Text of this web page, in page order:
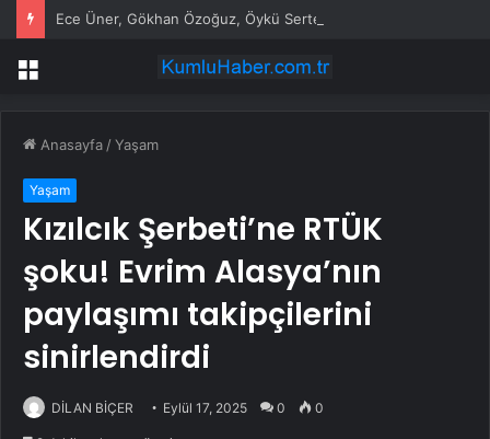
Menü
Anasayfa /Yaşam
Yaşam
Kızılcık Şerbeti’ne RTÜK
şoku! Evrim Alasya’nın
paylaşımı takipçilerini
sinirlendirdi
DİLAN BİÇER Eylül 17, 2025 0 0